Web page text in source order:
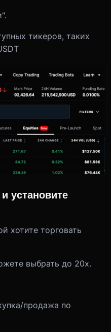
тикеров, таких
установите
хотите торговать
выбрать до 20x.
продажа по